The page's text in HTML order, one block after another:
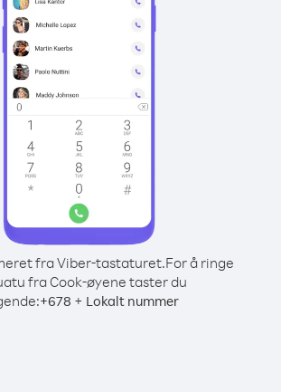
fra Viber-tastaturet.For å ringe
fra Cook-øyene taster du
+678 + Lokalt nummer